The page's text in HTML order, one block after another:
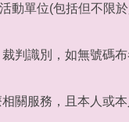
動單位(包括但不限
判識別，如無號碼
關服務，且本人或